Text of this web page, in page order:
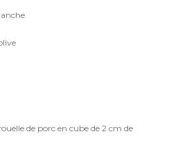
de porc en cube de 2 cm de